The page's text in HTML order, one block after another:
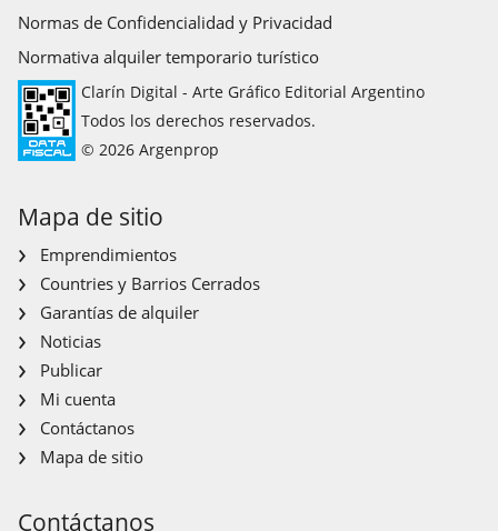
Normas de Confidencialidad y Privacidad
Normativa alquiler temporario turístico
Clarín Digital - Arte Gráfico Editorial Argentino
Todos los derechos reservados.
© 2026 Argenprop
Mapa de sitio
Emprendimientos
Countries y Barrios Cerrados
Garantías de alquiler
Noticias
Publicar
Mi cuenta
Contáctanos
Mapa de sitio
Contáctanos